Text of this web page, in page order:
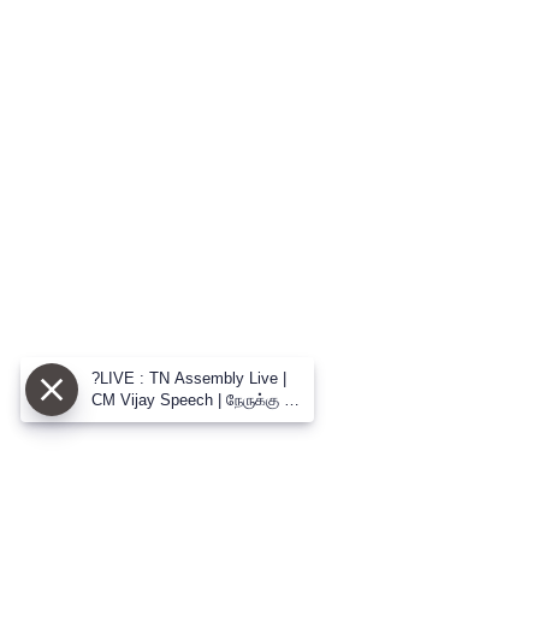
?LIVE : TN Assembly Live |
CM Vijay Speech | நேருக்கு நேர்
CM விஜய் vs உதய் மோதல்